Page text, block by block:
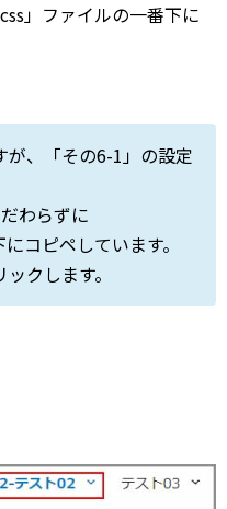
」ファイルの一番下に
が、「その6-1」の設定
わらずに
コピペしています。
クします。